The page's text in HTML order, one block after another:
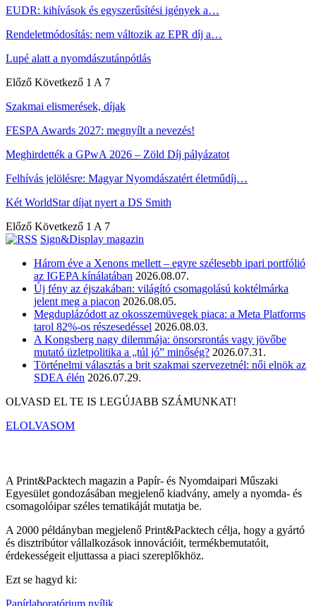
EUDR: kihívások és egyszerűsítési igények a…
Rendeletmódosítás: nem változik az EPR díj a…
Lupé alatt a nyomdászutánpótlás
Előző Következő 1 A 7
Szakmai elismerések, díjak
FESPA Awards 2027: megnyílt a nevezés!
Meghirdették a GPwA 2026 – Zöld Díj pályázatot
Felhívás jelölésre: Magyar Nyomdászatért életműdíj…
Két WorldStar díjat nyert a DS Smith
Előző Következő 1 A 7
Sign&Display magazin
Három éve a Xenons mellett – egyre szélesebb ipari portfólió
az IGEPA kínálatában 2026.08.07.
Új fény az éjszakában: világító csomagolású koktélmárka
jelent meg a piacon 2026.08.05.
Megduplázódott az okosszemüvegek piaca: a Meta Platforms
tarol 82%-os részesedéssel 2026.08.03.
A Kongsberg nagy dilemmája: önsorsrontás vagy jövőbe
mutató üzletpolitika a „túl jó” minőség? 2026.07.31.
Történelmi választás a brit szakmai szervezetnél: női elnök az
SDEA élén 2026.07.29.
OLVASD EL TE IS LEGÚJABB SZÁMUNKAT!
ELOLVASOM
A Print&Packtech magazin a Papír- és Nyomdaipari Műszaki
Egyesület gondozásában megjelenő kiadvány, amely a nyomda- és
csomagolóipar széles tematikáját mutatja be.
A 2000 példányban megjelenő Print&Packtech célja, hogy a gyártó
és disztribútor vállalkozások innovációit, termékbemutatóit,
érdekességeit eljuttassa a piaci szereplőkhöz.
Ezt se hagyd ki: